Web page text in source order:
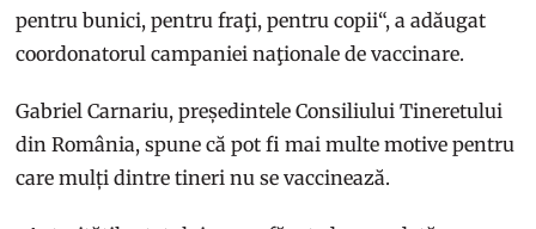
pentru bunici, pentru fraţi, pentru copii“, a adăugat
coordonatorul campaniei naţionale de vaccinare.
Gabriel Carnariu, președintele Consiliului Tineretului
din România, spune că pot fi mai multe motive pentru
care mulți dintre tineri nu se vaccinează.